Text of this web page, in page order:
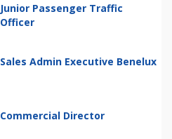
Junior Passenger Traffic
Officer
Sales Admin Executive Benelux
Commercial Director